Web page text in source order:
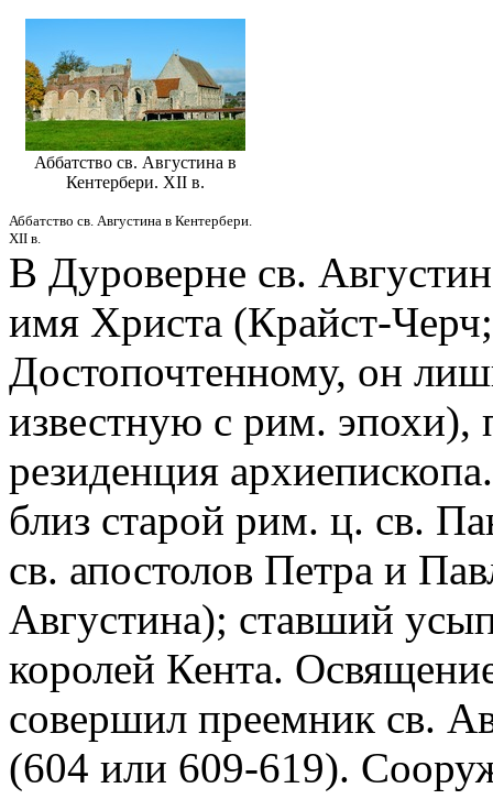
Аббатство св. Августина в
Кентербери. XII в.
Аббатство св. Августина в Кентербери.
XII в.
В Дуроверне св.
имя Христа (Крайст-Черч;
Достопочтенному, он
известную с рим. эпохи),
резиденция
близ старой рим. ц. св.
св. апостолов Петра и
Августина); ставший
королей Кента.
совершил преемник св.
(604 или 609-619).